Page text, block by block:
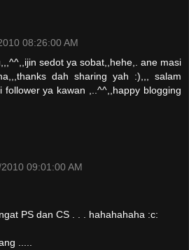
08:26:00 AM
sedot ya sobat,,hehe,. ane masi
dah sharing yah :),,, salam
follower ya kawan ,..^^,,happy blogging
09:01:00 AM
PS dan CS . . . hahahahaha :c:
.....